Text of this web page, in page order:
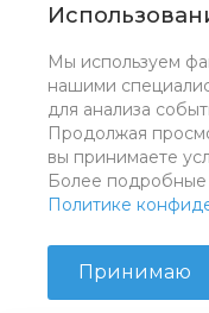
Мы используем
нашими
для анализа
Продолжая
вы принимаете
Более подробные
Политике
Принимаю
Медицинская